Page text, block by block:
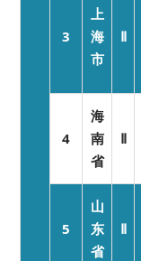
3
上
海
市
Ⅱ
4
海
南
省
Ⅱ
5
山
东
省
Ⅱ